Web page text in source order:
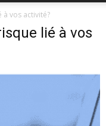
vos activité?
lié à vos